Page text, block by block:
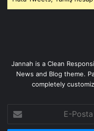
Jannah is a Clean
News and Blog theme.
completely
E-
Posta